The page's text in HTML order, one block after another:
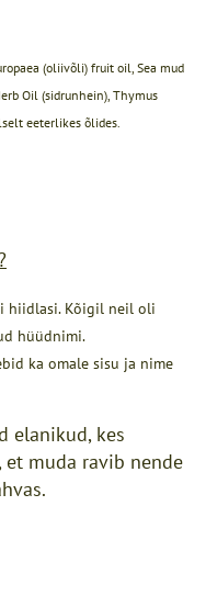
(oliivõli) fruit oil, Sea mud
Oil (sidrunhein), Thymus
eeterlikes õlides.
hiidlasi. Kõigil neil oli
hüüdnimi.
ka omale sisu ja nime
elanikud, kes
et muda ravib nende